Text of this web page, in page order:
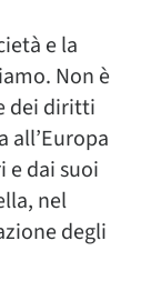
e la
Non è
dei diritti
all’Europa
e dai suoi
nel
degli